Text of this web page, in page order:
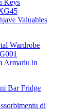
Valuables
Armariu in
di